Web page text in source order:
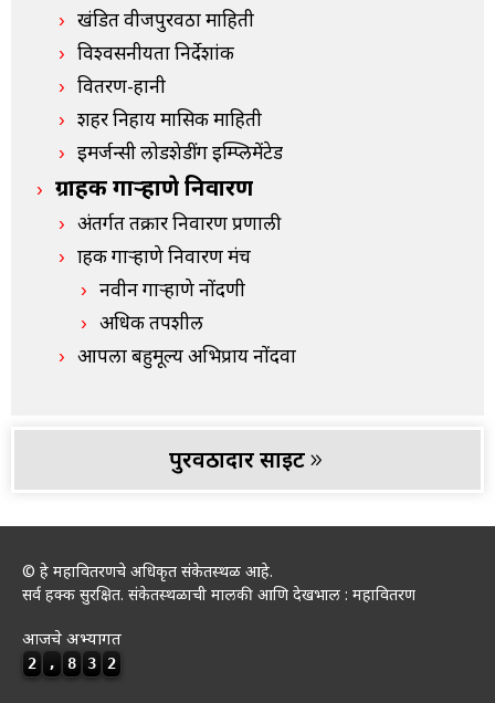
खंडित वीजपुरवठा माहिती
विश्वसनीयता निर्देशांक
वितरण-हानी
शहर निहाय मासिक माहिती
इमर्जन्सी लोडशेडींग इम्प्लिमेंटेड
ग्राहक गाऱ्हाणे निवारण
अंतर्गत तक्रार निवारण प्रणाली
ग्राहक गाऱ्हाणे निवारण मंच
नवीन गाऱ्हाणे नोंदणी
अधिक तपशील
आपला बहुमूल्य अभिप्राय नोंदवा
पुरवठादार साइट
© हे महावितरणचे अधिकृत संकेतस्थळ आहे.
सर्व हक्क सुरक्षित. संकेतस्थळाची मालकी आणि देखभाल : महावितरण
आजचे अभ्यागत
2 , 8 3 2